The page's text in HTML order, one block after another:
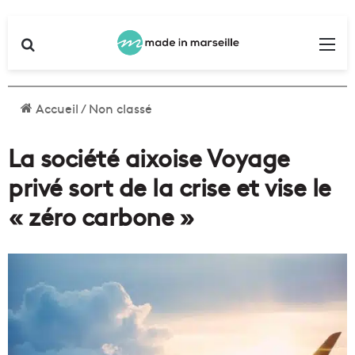
Accueil/Non classé
La société aixoise Voyage
privé sort de la crise et vise le
« zéro carbone »